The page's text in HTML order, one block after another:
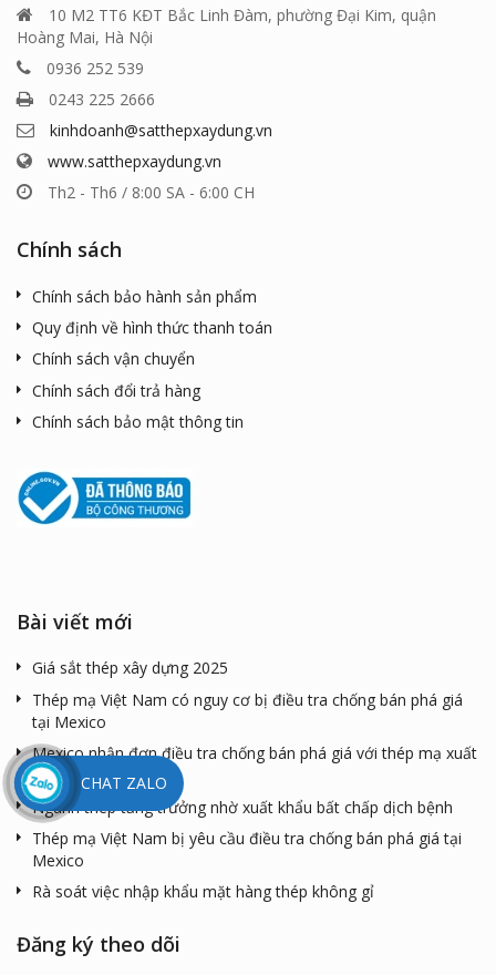
10 M2 TT6 KĐT Bắc Linh Đàm, phường Đại Kim, quận
Hoàng Mai, Hà Nội
0936 252 539
0243 225 2666
kinhdoanh@satthepxaydung.vn
www.satthepxaydung.vn
Th2 - Th6 / 8:00 SA - 6:00 CH
Chính sách
Chính sách bảo hành sản phẩm
Quy định về hình thức thanh toán
Chính sách vận chuyển
Chính sách đổi trả hàng
Chính sách bảo mật thông tin
Bài viết mới
Giá sắt thép xây dựng 2025
Thép mạ Việt Nam có nguy cơ bị điều tra chống bán phá giá
tại Mexico
Mexico nhận đơn điều tra chống bán phá giá với thép mạ xuất
xứ từ Việt Nam
Ngành thép tăng trưởng nhờ xuất khẩu bất chấp dịch bệnh
Thép mạ Việt Nam bị yêu cầu điều tra chống bán phá giá tại
Mexico
Rà soát việc nhập khẩu mặt hàng thép không gỉ
Đăng ký theo dõi
CHAT ZALO